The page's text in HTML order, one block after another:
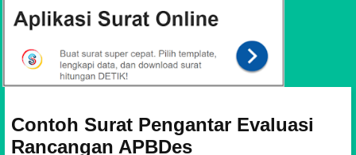
Contoh Surat Pengantar Evaluasi
Rancangan APBDes